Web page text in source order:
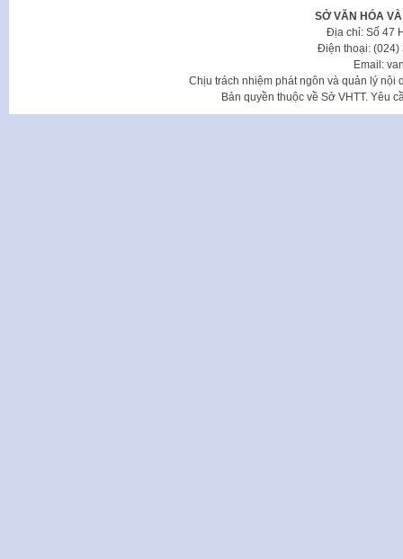
SỞ VĂN HÓA
Địa chỉ: Số 47
Điện thoại: (024)
Email:
Chịu trách nhiệm phát ngôn và quản lý nội
Bản quyền thuộc về Sở VHTT. Yêu